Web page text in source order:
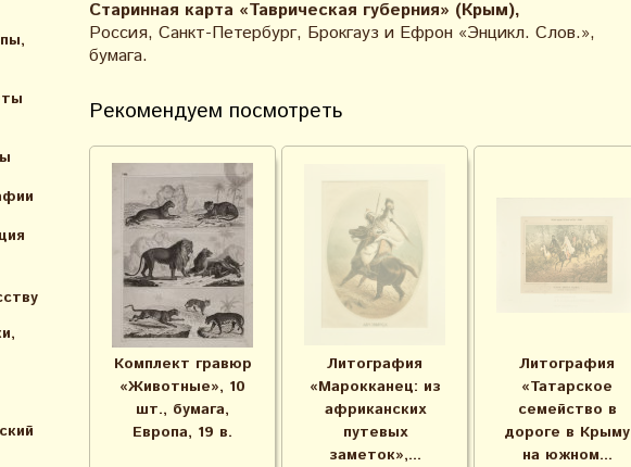
Старинная карта «Таврическая губерния» (Крым),
Россия, Санкт-Петербург, Брокгауз и Ефрон «Энцикл. Слов.»,
бумага.
Рекомендуем посмотреть
Комплект гравюр
«Животные», 10
шт., бумага,
Европа, 19 в.
Литография
«Марокканец: из
африканских
путевых
заметок»,...
Литография
«Татарское
семейство в
дороге в Крыму
на южном...